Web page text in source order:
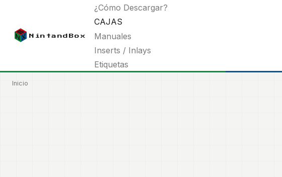
contenido
principal
NintandBox
Main
navigation
¿Cómo Descargar?
CAJAS
Manuales
Inserts / Inlays
Etiquetas
Ruta
Inicio